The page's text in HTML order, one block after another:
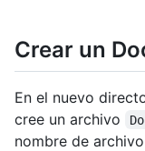
Crear un
En el nuevo
cree un archivo
nombre de